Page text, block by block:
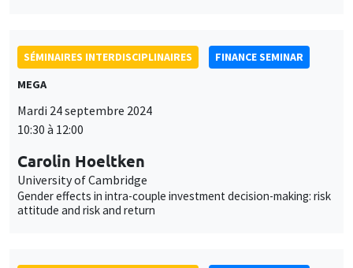
SÉMINAIRES INTERDISCIPLINAIRES
FINANCE SEMINAR
MEGA
Mardi 24 septembre 2024
10:30 à 12:00
Carolin Hoeltken
University of Cambridge
Gender effects in intra-couple investment decision-making: risk
attitude and risk and return